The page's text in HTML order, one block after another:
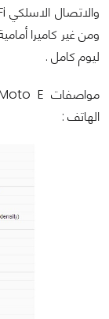
ليوم كامل .
مواصفات
الهاتف :